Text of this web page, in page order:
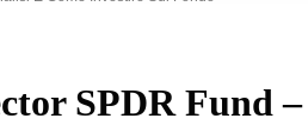
SPDR Fund